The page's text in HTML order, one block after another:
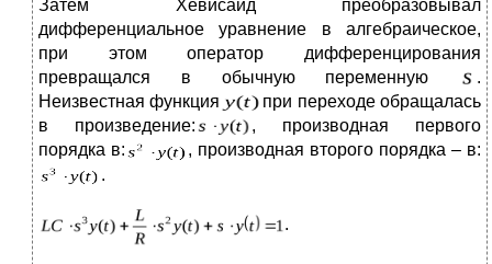
Затем Хевисайд преобразовывал
дифференциальное уравнение в алгебраическое,
при этом оператор дифференцирования
превращался в обычную переменную
.
Неизвестная функция
при переходе обращалась
в произведение:
, производная первого
порядка в:
, производная второго порядка – в:
.
.